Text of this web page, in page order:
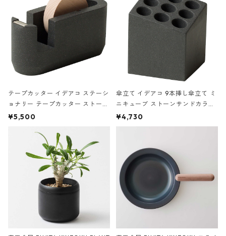
テープカッター イデアコ ステーシ
ョナリー テープカッター ストーン
サンドカラー 石調 ideaco Station
¥5,500
傘立て イデアコ 9本挿し傘立て ミ
ニキューブ ストーンサンドカラー
石調 ideaco Umbrella Stand CUB
E ストーンサンドブラック
¥4,730